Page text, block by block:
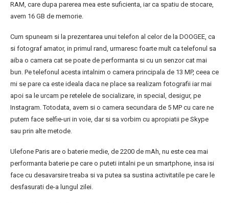
RAM, care dupa parerea mea este suficienta, iar ca spatiu de stocare,
avem 16 GB de memorie.
Cum spuneam si la prezentarea unui telefon al celor de la DOOGEE, ca
si fotograf amator, in primul rand, urmaresc foarte mult ca telefonul sa
aiba o camera cat se poate de performanta si cu un senzor cat mai
bun. Pe telefonul acesta intalnim o camera principala de 13 MP, ceea ce
mi se pare ca este ideala daca ne place sa realizam fotografii iar mai
apoi sa le urcam pe retelele de socializare, in special, desigur, pe
Instagram. Totodata, avem si o camera secundara de 5 MP cu care ne
putem face selfie-uri in voie, dar si sa vorbim cu apropiatii pe Skype
sau prin alte metode.
Ulefone Paris are o baterie medie, de 2200 de mAh, nu este cea mai
performanta baterie pe care o puteti intalni pe un smartphone, insa isi
face cu desavarsire treaba si va putea sa sustina activitatile pe care le
desfasurati de-a lungul zilei.